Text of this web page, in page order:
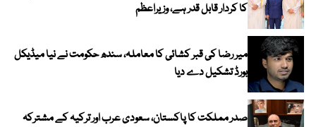
کا کردار قابل قدر ہے، وزیراعظم
میر رضا کی قبر کشائی کا معاملہ، سندھ حکومت نے نیا میڈیکل
بورڈ تشکیل دے دیا
صدر مملکت کا پاکستان، سعودی عرب اور ترکیہ کے مشترکہ